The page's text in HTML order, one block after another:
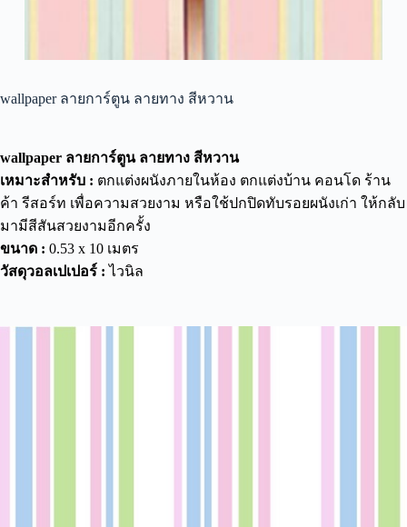
wallpaper ลายการ์ตูน ลายทาง สีหวาน
wallpaper ลายการ์ตูน ลายทาง สีหวาน
เหมาะสำหรับ : ตกแต่งผนังภายในห้อง ตกแต่งบ้าน คอนโด ร้าน
ค้า รีสอร์ท เพื่อความสวยงาม หรือใช้ปกปิดทับรอยผนังเก่า ให้กลับ
มามีสีสันสวยงามอีกครั้ง
ขนาด : 0.53 x 10 เมตร
วัสดุวอลเปเปอร์ :ไวนิล